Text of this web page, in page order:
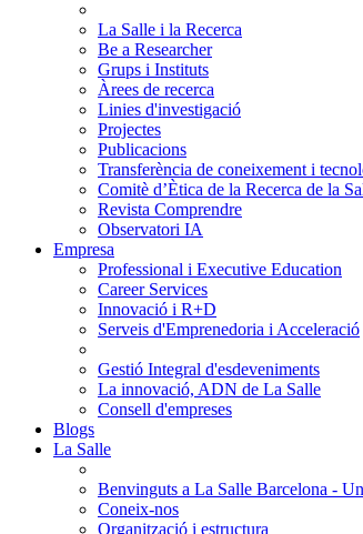
La Salle i la Recerca
Be a Researcher
Grups i Instituts
Àrees de recerca
Linies d'investigació
Projectes
Publicacions
Transferència de coneixement i
Comitè d’Ètica de la Recerca de la
Revista Comprendre
Observatori IA
Empresa
Professional i Executive Education
Career Services
Innovació i R+D
Serveis d'Emprenedoria i Acceleració
Gestió Integral d'esdeveniments
La innovació, ADN de La Salle
Consell d'empreses
Blogs
La Salle
Benvinguts a La Salle Barcelona -
Coneix-nos
Organització i estructura